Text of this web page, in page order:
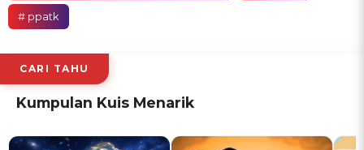
# ppatk
CARI TAHU
Kumpulan Kuis Menarik